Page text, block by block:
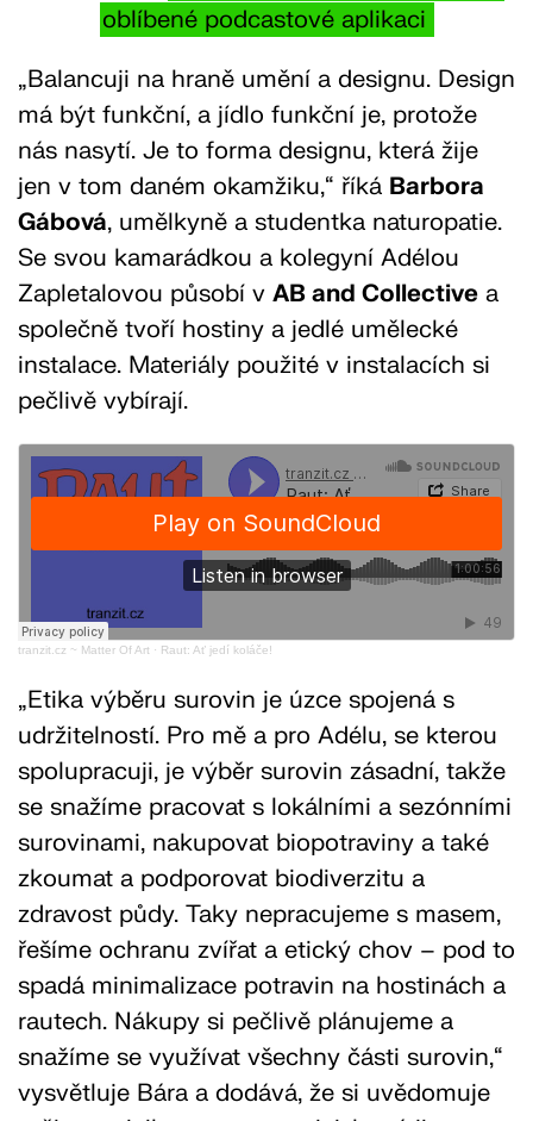
oblíbené podcastové aplikaci
„Balancuji na hraně umění a designu. Design
má být funkční, a jídlo funkční je, protože
nás nasytí. Je to forma designu, která žije
jen v tom daném okamžiku,“ říká Barbora
Gábová, umělkyně a studentka naturopatie.
Se svou kamarádkou a kolegyní Adélou
Zapletalovou působí v AB and Collective a
společně tvoří hostiny a jedlé umělecké
instalace. Materiály použité v instalacích si
pečlivě vybírají.
tranzit.cz ~ Matter Of Art · Raut: Ať jedí koláče!
„Etika výběru surovin je úzce spojená s
udržitelností. Pro mě a pro Adélu, se kterou
spolupracuji, je výběr surovin zásadní, takže
se snažíme pracovat s lokálními a sezónními
surovinami, nakupovat biopotraviny a také
zkoumat a podporovat biodiverzitu a
zdravost půdy. Taky nepracujeme s masem,
řešíme ochranu zvířat a etický chov – pod to
spadá minimalizace potravin na hostinách a
rautech. Nákupy si pečlivě plánujeme a
snažíme se využívat všechny části surovin,“
vysvětluje Bára a dodává, že si uvědomuje